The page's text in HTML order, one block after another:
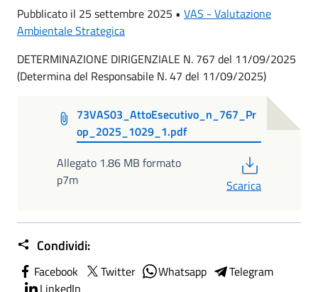
Pubblicato il 25 settembre 2025 • VAS - Valutazione
Ambientale Strategica
DETERMINAZIONE DIRIGENZIALE N. 767 del 11/09/2025
(Determina del Responsabile N. 47 del 11/09/2025)
73VAS03_AttoEsecutivo_n_767_Pr
op_2025_1029_1.pdf
Allegato 1.86 MB formato
p7m
Scarica
Condividi:
Facebook Twitter Whatsapp
Telegram
LinkedIn